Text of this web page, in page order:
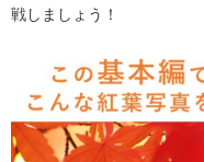
戦しましょう！